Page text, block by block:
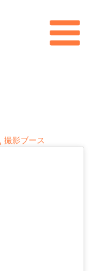
撮影ブース